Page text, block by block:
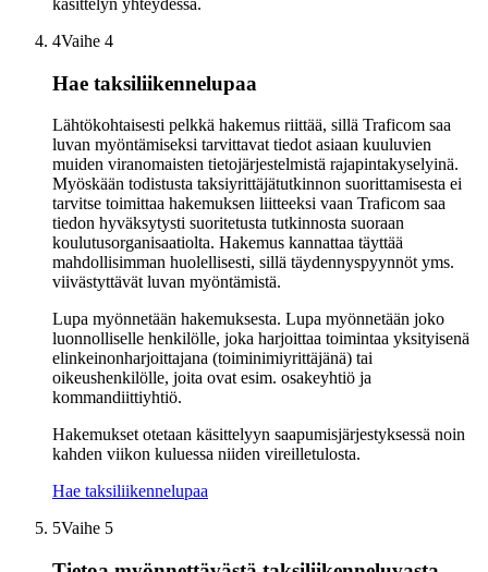
käsittelyn yhteydessä.
4Vaihe 4
Hae taksiliikennelupaa
Lähtökohtaisesti pelkkä hakemus riittää, sillä Traficom saa
luvan myöntämiseksi tarvittavat tiedot asiaan kuuluvien
muiden viranomaisten tietojärjestelmistä rajapintakyselyinä.
Myöskään todistusta taksiyrittäjätutkinnon suorittamisesta ei
tarvitse toimittaa hakemuksen liitteeksi vaan Traficom saa
tiedon hyväksytysti suoritetusta tutkinnosta suoraan
koulutusorganisaatiolta. Hakemus kannattaa täyttää
mahdollisimman huolellisesti, sillä täydennyspyynnöt yms.
viivästyttävät luvan myöntämistä.
Lupa myönnetään hakemuksesta. Lupa myönnetään joko
luonnolliselle henkilölle, joka harjoittaa toimintaa yksityisenä
elinkeinonharjoittajana (toiminimiyrittäjänä) tai
oikeushenkilölle, joita ovat esim. osakeyhtiö ja
kommandiittiyhtiö.
Hakemukset otetaan käsittelyyn saapumisjärjestyksessä noin
kahden viikon kuluessa niiden vireilletulosta.
Hae taksiliikennelupaa
5Vaihe 5